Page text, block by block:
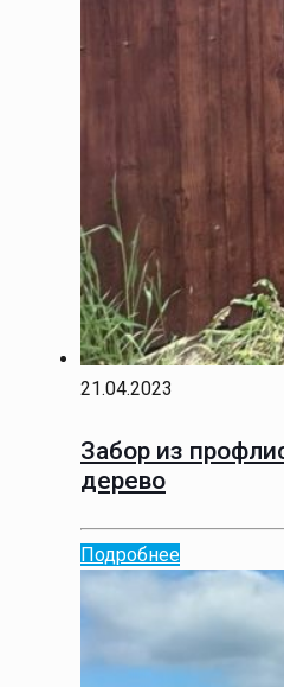
21.04.2023
Забор из
дерево
Подробнее